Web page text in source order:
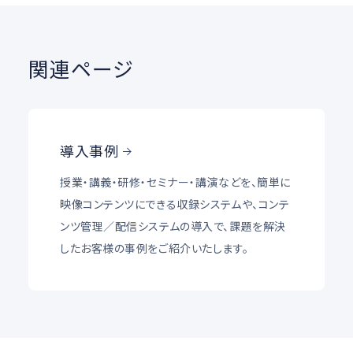
関連ページ
導入事例
授業・講義・研修・セミナー・講演などを、簡単に
映像コンテンツにできる収録システムや、コンテ
ンツ管理／配信システムの導入で、課題を解決
したお客様の事例をご紹介いたします。